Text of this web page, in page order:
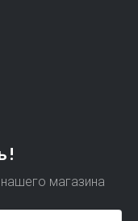
магазина